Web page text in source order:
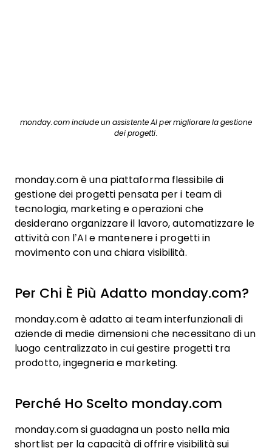
monday.com include un assistente AI per migliorare la gestione
dei progetti.
monday.com è una piattaforma flessibile di
gestione dei progetti pensata per i team di
tecnologia, marketing e operazioni che
desiderano organizzare il lavoro, automatizzare le
attività con l’AI e mantenere i progetti in
movimento con una chiara visibilità.
Per Chi È Più Adatto monday.com?
monday.com è adatto ai team interfunzionali di
aziende di medie dimensioni che necessitano di un
luogo centralizzato in cui gestire progetti tra
prodotto, ingegneria e marketing.
Perché Ho Scelto monday.com
monday.com si guadagna un posto nella mia
shortlist per la capacità di offrire visibilità sui